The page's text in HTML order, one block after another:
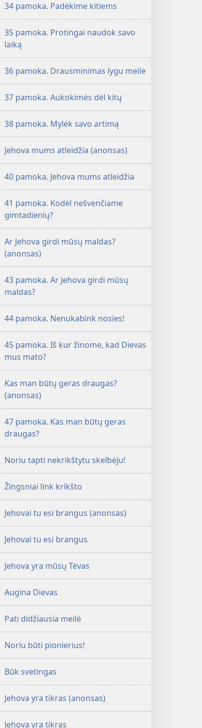
34 pamoka. Padėkime kitiems
35 pamoka. Protingai naudok savo
laiką
36 pamoka. Drausminimas lygu meilė
37 pamoka. Aukokimės dėl kitų
38 pamoka. Mylėk savo artimą
Jehova mums atleidžia (anonsas)
40 pamoka. Jehova mums atleidžia
41 pamoka. Kodėl nešvenčiame
gimtadienių?
Ar Jehova girdi mūsų maldas?
(anonsas)
43 pamoka. Ar Jehova girdi mūsų
maldas?
44 pamoka. Nenukabink nosies!
45 pamoka. Iš kur žinome, kad Dievas
mus mato?
Kas man būtų geras draugas?
(anonsas)
47 pamoka. Kas man būtų geras
draugas?
Noriu tapti nekrikštytu skelbėju!
Žingsniai link krikšto
Jehovai tu esi brangus (anonsas)
Jehovai tu esi brangus
Jehova yra mūsų Tėvas
Augina Dievas
Pati didžiausia meilė
Noriu būti pionierius!
Būk svetingas
Jehova yra tikras (anonsas)
Jehova yra tikras